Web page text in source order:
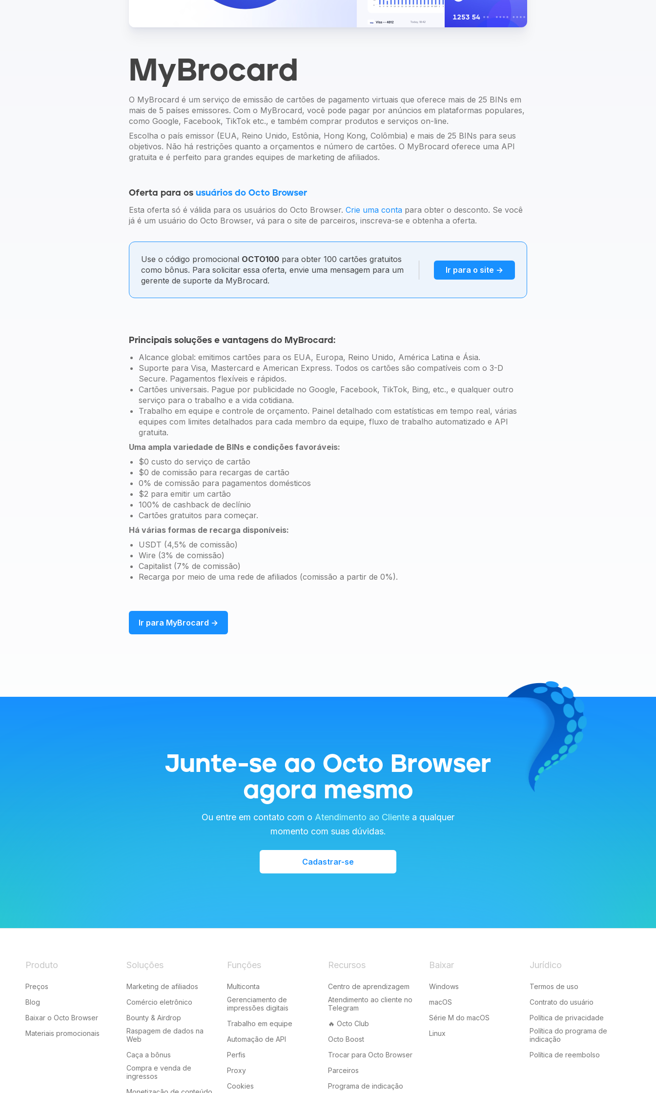
MyBrocard
O MyBrocard é um serviço de emissão de cartões de pagamento virtuais que oferece mais de 25 BINs em
mais de 5 países emissores. Com o MyBrocard, você pode pagar por anúncios em plataformas populares,
como Google, Facebook, TikTok etc., e também comprar produtos e serviços on-line.
Escolha o país emissor (EUA, Reino Unido, Estônia, Hong Kong, Colômbia) e mais de 25 BINs para seus
objetivos. Não há restrições quanto a orçamentos e número de cartões. O MyBrocard oferece uma API
gratuita e é perfeito para grandes equipes de marketing de afiliados.
Oferta para os usuários do Octo Browser
Esta oferta só é válida para os usuários do Octo Browser. Crie uma conta para obter o desconto. Se você
já é um usuário do Octo Browser, vá para o site de parceiros, inscreva-se e obtenha a oferta.
Use o código promocional OCTO100 para obter 100 cartões gratuitos
como bônus. Para solicitar essa oferta, envie uma mensagem para um
gerente de suporte da MyBrocard.
Ir para o site →
Principais soluções e vantagens do MyBrocard:
Alcance global: emitimos cartões para os EUA, Europa, Reino Unido, América Latina e Ásia.
Suporte para Visa, Mastercard e American Express. Todos os cartões são compatíveis com o 3-D
Secure. Pagamentos flexíveis e rápidos.
Cartões universais. Pague por publicidade no Google, Facebook, TikTok, Bing, etc., e qualquer outro
serviço para o trabalho e a vida cotidiana.
Trabalho em equipe e controle de orçamento. Painel detalhado com estatísticas em tempo real, várias
equipes com limites detalhados para cada membro da equipe, fluxo de trabalho automatizado e API
gratuita.
Uma ampla variedade de BINs e condições favoráveis:
$0 custo do serviço de cartão
$0 de comissão para recargas de cartão
0% de comissão para pagamentos domésticos
$2 para emitir um cartão
100% de cashback de declínio
Cartões gratuitos para começar.
Há várias formas de recarga disponíveis:
USDT (4,5% de comissão)
Wire (3% de comissão)
Capitalist (7% de comissão)
Recarga por meio de uma rede de afiliados (comissão a partir de 0%).
Ir para MyBrocard →
Junte-se ao Octo Browser
agora mesmo
Ou entre em contato com o Atendimento ao Cliente a qualquer
momento com suas dúvidas.
Cadastrar-se
Produto
Preços
Blog
Baixar o Octo Browser
Materiais promocionais
Soluções
Marketing de afiliados
Comércio eletrônico
Bounty & Airdrop
Raspagem de dados na
Web
Caça a bônus
Compra e venda de
ingressos
Funções
Multiconta
Gerenciamento de
impressões digitais
Trabalho em equipe
Automação de API
Perfis
Proxy
Cookies
Recursos
Centro de aprendizagem
Atendimento ao cliente no
Telegram
🔥 Octo Club
Octo Boost
Trocar para Octo Browser
Parceiros
Programa de indicação
Baixar
Windows
macOS
Série M do macOS
Linux
Jurídico
Termos de uso
Contrato do usuário
Política de privacidade
Política do programa de
indicação
Política de reembolso